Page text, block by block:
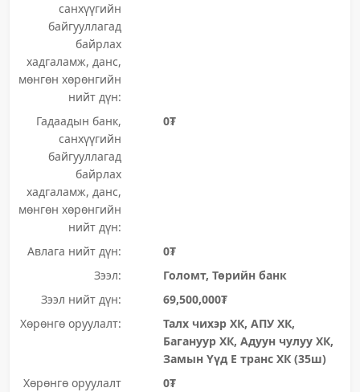
санхүүгийн
байгууллагад
байрлах
хадгаламж, данс,
мөнгөн хөрөнгийн
нийт дүн:
Гадаадын банк,
санхүүгийн
байгууллагад
байрлах
хадгаламж, данс,
мөнгөн хөрөнгийн
нийт дүн:
0₮
Авлага нийт дүн:
0₮
Зээл:
Голомт, Төрийн банк
Зээл нийт дүн:
69,500,000₮
Хөрөнгө оруулалт:
Талх чихэр ХК, АПУ ХК,
Багануур ХК, Адуун чулуу ХК,
Замын Үүд Е транс ХК (35ш)
Хөрөнгө оруулалт
0₮